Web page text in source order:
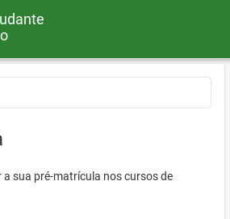
a sua pré-matrícula nos cursos de